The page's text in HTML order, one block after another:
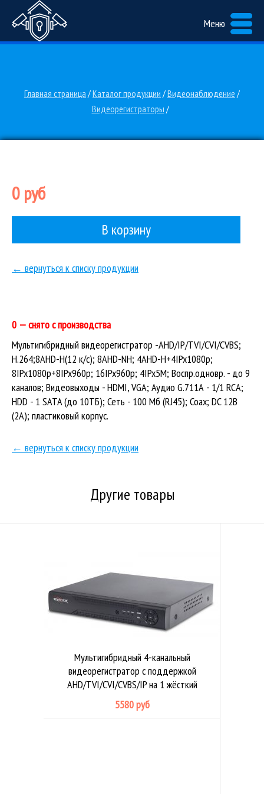
Меню
Главная страница /Каталог продукции /Видеонаблюдение /
Видеорегистраторы /
0 руб
В корзину
← вернуться к списку продукции
0 — снято с производства
Мультигибридный видеорегистратор -AHD/IP/TVI/CVI/CVBS;
H.264;8AHD-H(12 к/с); 8AHD-NH; 4AHD-H+4IPx1080p;
8IPx1080p+8IPx960p; 16IPx960p; 4IPx5M; Воспр.одновр. - до 9
каналов; Видеовыходы - HDMI, VGA; Аудио G.711А - 1/1 RCA;
HDD - 1 SATA (до 10ТБ); Сеть - 100 Мб (RJ45); Coax; DC 12В
(2А); пластиковый корпус.
← вернуться к списку продукции
Другие товары
Мультигибридный 4-канальный
видеорегистратор с поддержкой
AHD/TVI/CVI/CVBS/IP на 1 жёсткий
диск
5580 руб